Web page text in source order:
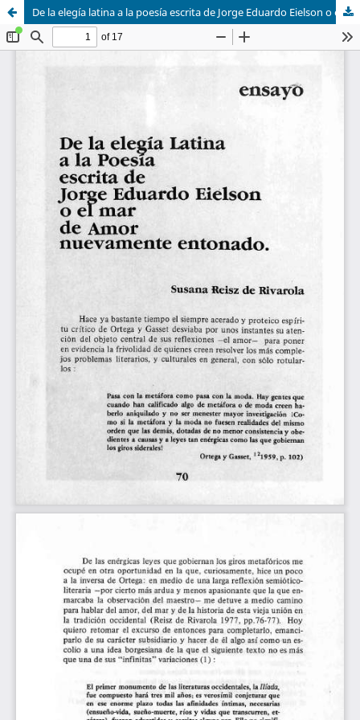
De la elegía latina a la poesía escrita de Jorge Eduardo Eielson o el mar de amor nuevamente entonado